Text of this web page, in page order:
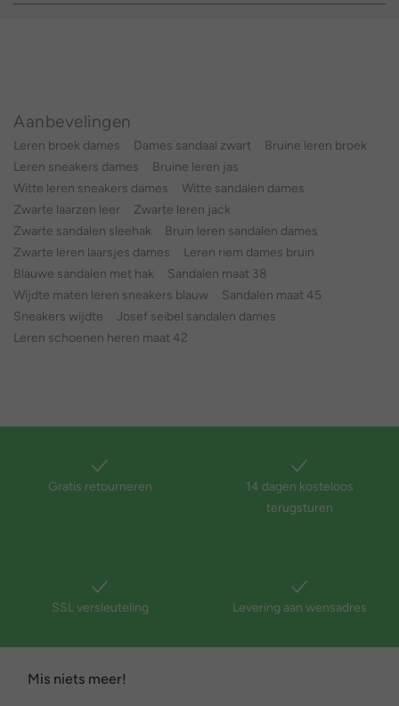
Aanbevelingen
Leren broek dames Dames sandaal zwart
Bruine leren broek
Leren sneakers dames
Bruine leren jas
Witte leren sneakers dames
Witte sandalen dames
Zwarte laarzen leer
Zwarte leren jack
Zwarte sandalen sleehak
Bruin leren sandalen dames
Zwarte leren laarsjes dames
Leren riem dames bruin
Blauwe sandalen met hak
Sandalen maat 38
Wijdte maten leren sneakers blauw
Sandalen maat 45
Sneakers wijdte
Josef seibel sandalen dames
Leren schoenen heren maat 42
Gratis retourneren
14 dagen kosteloos
terugsturen
SSL versleuteling Levering aan wensadres
Mis niets meer!